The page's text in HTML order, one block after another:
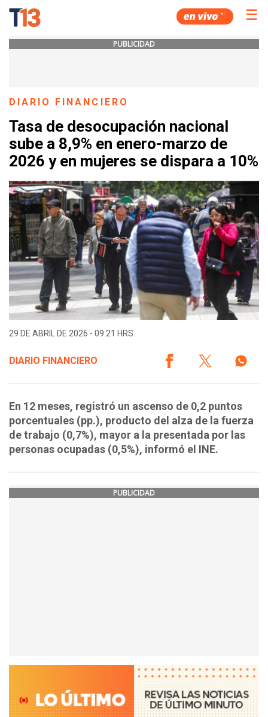
☰
PUBLICIDAD
DIARIO FINANCIERO
Tasa de desocupación nacional
sube a 8,9% en enero-marzo de
2026 y en mujeres se dispara a 10%
29 DE ABRIL DE 2026 - 09:21 HRS.
DIARIO FINANCIERO
En 12 meses, registró un ascenso de 0,2 puntos
porcentuales (pp.), producto del alza de la fuerza
de trabajo (0,7%), mayor a la presentada por las
personas ocupadas (0,5%), informó el INE.
PUBLICIDAD